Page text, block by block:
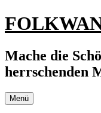
Zum
Inhalt
Mache die
herrschenden
Menü